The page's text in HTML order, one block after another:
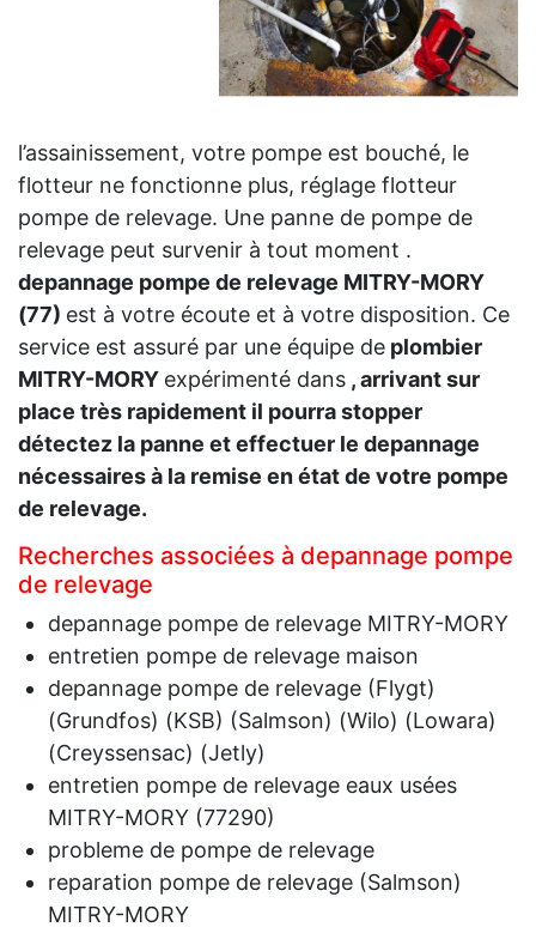
l’assainissement, votre pompe est bouché, le
flotteur ne fonctionne plus, réglage flotteur
pompe de relevage. Une panne de pompe de
relevage peut survenir à tout moment .
depannage pompe de relevage MITRY-MORY
(77) est à votre écoute et à votre disposition. Ce
service est assuré par une équipe de plombier
MITRY-MORY expérimenté dans , arrivant sur
place très rapidement il pourra stopper
détectez la panne et effectuer le depannage
nécessaires à la remise en état de votre pompe
de relevage.
Recherches associées à depannage pompe
de relevage
depannage pompe de relevage MITRY-MORY
entretien pompe de relevage maison
depannage pompe de relevage (Flygt)
(Grundfos) (KSB) (Salmson) (Wilo) (Lowara)
(Creyssensac) (Jetly)
entretien pompe de relevage eaux usées
MITRY-MORY (77290)
probleme de pompe de relevage
reparation pompe de relevage (Salmson)
MITRY-MORY